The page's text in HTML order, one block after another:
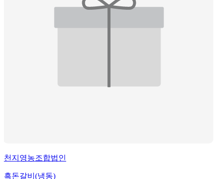
천지영농조합법인
흑돈갈비(냉동)